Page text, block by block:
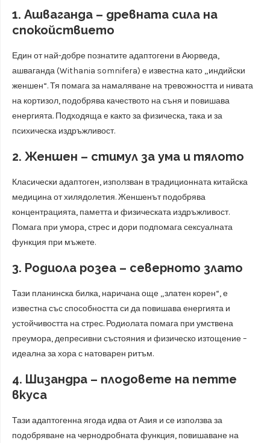
1. Ашваганда – древната сила на
спокойствието
Един от най-добре познатите адаптогени в Аюрведа,
ашваганда (Withania somnifera) е известна като „индийски
женшен“. Тя помага за намаляване на тревожността и нивата
на кортизол, подобрява качеството на съня и повишава
енергията. Подходяща е както за физическа, така и за
психическа издръжливост.
2. Женшен – стимул за ума и тялото
Класически адаптоген, използван в традиционната китайска
медицина от хилядолетия. Женшенът подобрява
концентрацията, паметта и физическата издръжливост.
Помага при умора, стрес и дори подпомага сексуалната
функция при мъжете.
3. Родиола розеа – северното злато
Тази планинска билка, наричана още „златен корен“, е
известна със способността си да повишава енергията и
устойчивостта на стрес. Родиолата помага при умствена
преумора, депресивни състояния и физическо изтощение –
идеална за хора с натоварен ритъм.
4. Шизандра – плодовете на петте
вкуса
Тази адаптогенна ягода идва от Азия и се използва за
подобряване на чернодробната функция, повишаване на